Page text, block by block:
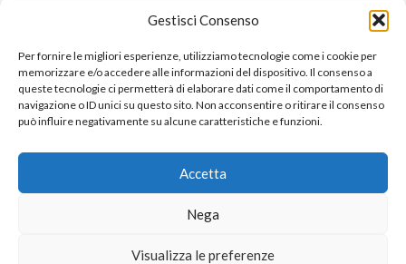
Gestisci Consenso
Per fornire le migliori esperienze, utilizziamo tecnologie come i cookie per
memorizzare e/o accedere alle informazioni del dispositivo. Il consenso a
queste tecnologie ci permetterà di elaborare dati come il comportamento di
navigazione o ID unici su questo sito. Non acconsentire o ritirare il consenso
può influire negativamente su alcune caratteristiche e funzioni.
Accetta
Nega
Visualizza le preferenze
Redazione
Contatti
Pubblicità
Sitemap
RUBRICHE
Urban Video